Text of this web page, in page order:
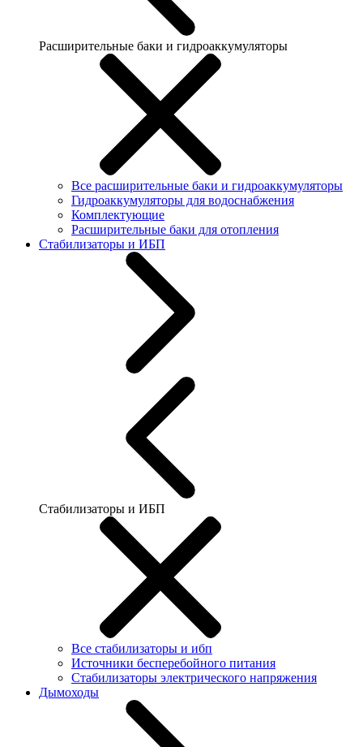
Расширительные баки и гидроаккумуляторы
Все расширительные баки и гидроаккумуляторы
Гидроаккумуляторы для водоснабжения
Комплектующие
Расширительные баки для отопления
Стабилизаторы и ИБП
Стабилизаторы и ИБП
Все стабилизаторы и ибп
Источники бесперебойного питания
Стабилизаторы электрического напряжения
Дымоходы